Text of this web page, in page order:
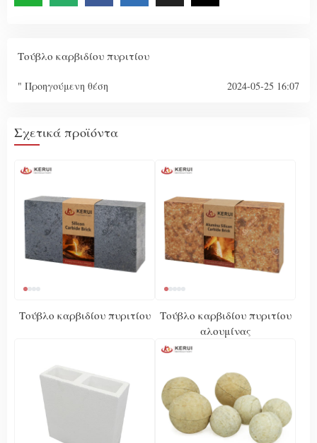
Τούβλο καρβιδίου πυριτίου
" Προηγούμενη θέση 2024-05-25 16:07
Σχετικά προϊόντα
Τούβλο καρβιδίου πυριτίου
Τούβλο καρβιδίου πυριτίου
αλουμίνας